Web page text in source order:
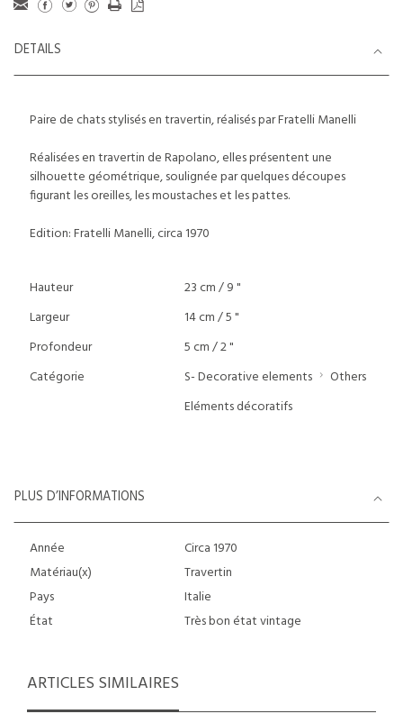
DETAILS
Paire de chats stylisés en travertin, réalisés par Fratelli Manelli
Réalisées en travertin de Rapolano, elles présentent une
silhouette géométrique, soulignée par quelques découpes
figurant les oreilles, les moustaches et les pattes.
Edition: Fratelli Manelli, circa 1970
Hauteur
23 cm / 9 "
Largeur
14 cm / 5 "
Profondeur
5 cm / 2 "
Catégorie
S- Decorative elements
Others
Eléments décoratifs
PLUS D’INFORMATIONS
Année
Circa 1970
Matériau(x)
Travertin
Pays
Italie
État
Très bon état vintage
ARTICLES SIMILAIRES